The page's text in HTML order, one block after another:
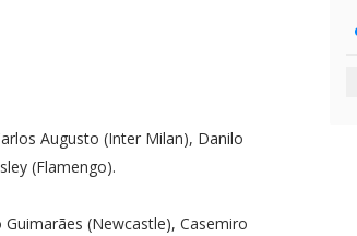
Augusto (Inter Milan), Danilo
(Flamengo).
(Newcastle), Casemiro